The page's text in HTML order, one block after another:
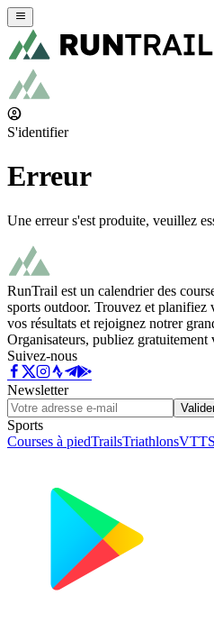
S'identifier
Erreur
Une erreur s'est produite, veuillez
RunTrail est un calendrier des
sports outdoor. Trouvez et planifiez
vos résultats et rejoignez notrer
Organisateurs, publiez gratuitement
Suivez-nous
Newsletter
Sports
Courses à piedTrailsTriathlonsVTT